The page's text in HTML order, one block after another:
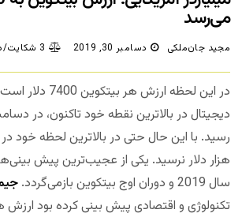
می‌رسد
مجید جان‌ملکی دسامبر 30, 2019 3 شکایت/دیدگاه
در این لحظه ارزش هر
هزار دلار نرسید. یکی از عجیب‌ترین پیش
سال 2019 و دوران اوج بیتکوین بازمی‌گردد.
تکنولوژی و اقتصادی پیش بینی کرده بود ارزش